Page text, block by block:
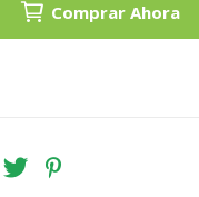
Comprar Ahora